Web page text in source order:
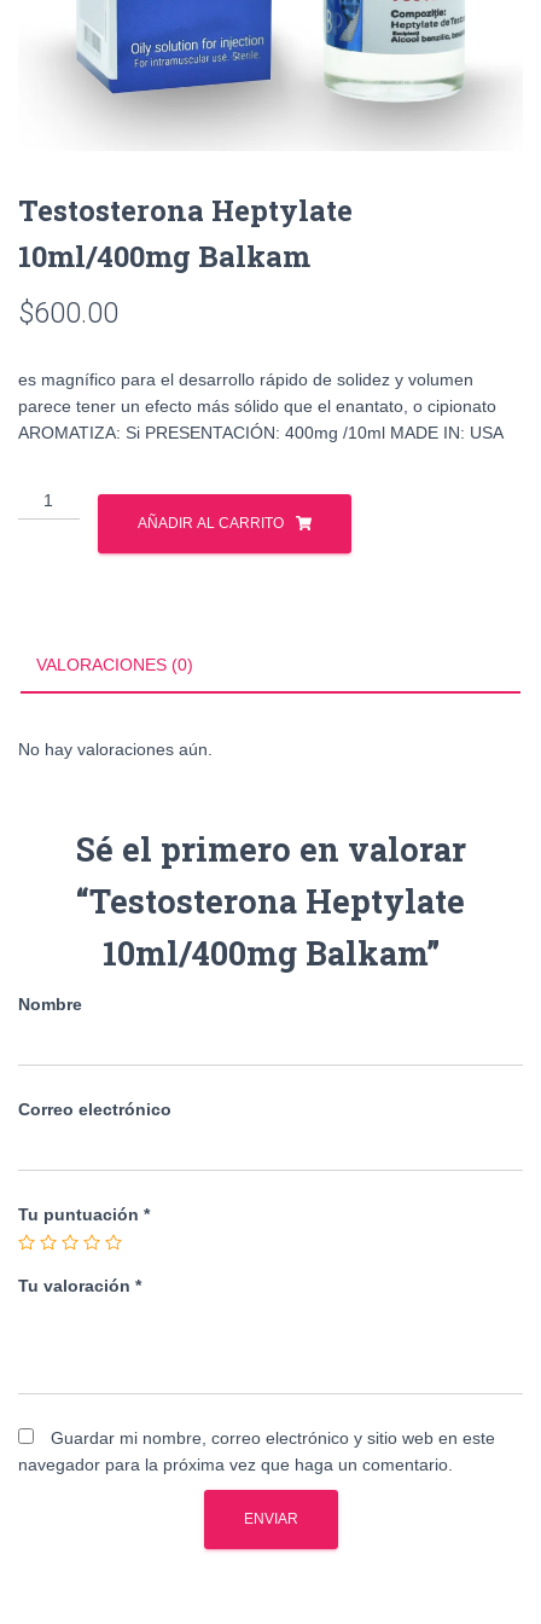
Testosterona Heptylate
10ml/400mg Balkam
$600.00
es magnífico para el desarrollo rápido de solidez y volumen
parece tener un efecto más sólido que el enantato, o cipionato
AROMATIZA: Si PRESENTACIÓN: 400mg /10ml MADE IN: USA
Testosterona
Heptylate
10ml/400mg
AÑADIR AL CARRITO
VALORACIONES (0)
No hay valoraciones aún.
Sé el primero en valorar
“Testosterona Heptylate
10ml/400mg Balkam”
Nombre
Correo electrónico
Tu puntuación *
Tu valoración *
Guardar mi nombre, correo electrónico y sitio web en este
navegador para la próxima vez que haga un comentario.